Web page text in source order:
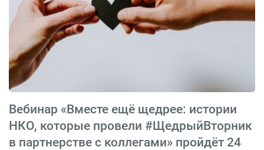
Вебинар «Вместе ещё щедрее: истории
НКО, которые провели #ЩедрыйВторник
в партнерстве с коллегами» пройдёт 24